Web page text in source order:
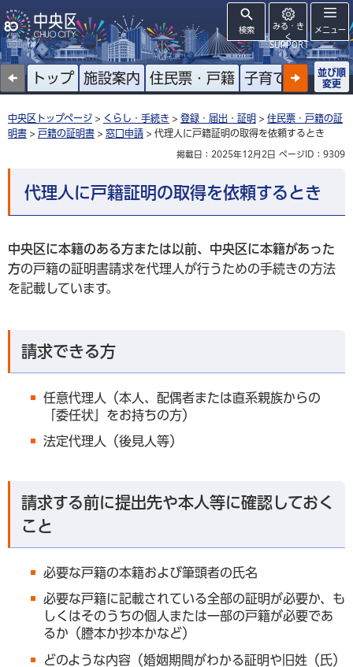
検索
みる・き
く
SUPPORT
メニュー
トップ 施設案内 住民票・戸籍 子育て 高齢者
並び順
変更
中央区トップページ > くらし・手続き > 登録・届出・証明 > 住民票・戸籍の証
明書 > 戸籍の証明書 > 窓口申請 > 代理人に戸籍証明の取得を依頼するとき
掲載日：2025年12月2日 ページID：9309
代理人に戸籍証明の取得を依頼するとき
中央区に本籍のある方または 以前、中央区に本籍があった
方の戸籍の証明書請求を代理人が行うための手続きの方法
を記載しています。
請求できる方
任意代理人（本人、配偶者または直系親族からの
「委任状」をお持ちの方）
法定代理人（後見人等）
請求する前に提出先や本人等に確認しておく
こと
必要な戸籍の本籍および筆頭者の氏名
必要な戸籍に記載されている全部の証明が必要か、も
しくはそのうちの個人または一部の戸籍が必要であ
るか（謄本か抄本かなど）
どのような内容（婚姻期間がわかる証明や旧姓（氏）